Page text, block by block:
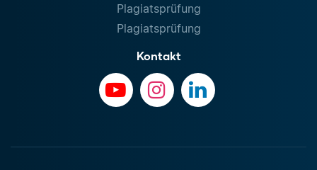
Plagiatsprüfung
Plagiatsprüfung
Kontakt